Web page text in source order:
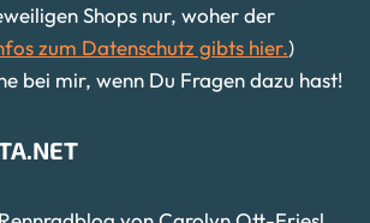
Shops nur, woher der
zum Datenschutz gibts hier.)
bei mir, wenn Du Fragen dazu hast!